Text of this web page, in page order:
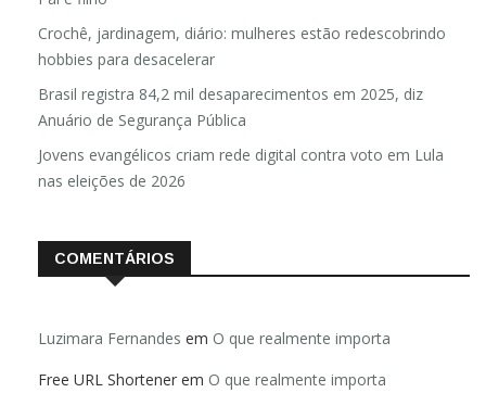
Crochê, jardinagem, diário: mulheres estão redescobrindo
hobbies para desacelerar
Brasil registra 84,2 mil desaparecimentos em 2025, diz
Anuário de Segurança Pública
Jovens evangélicos criam rede digital contra voto em Lula
nas eleições de 2026
COMENTÁRIOS
Luzimara Fernandes em O que realmente importa
Free URL Shortener em O que realmente importa